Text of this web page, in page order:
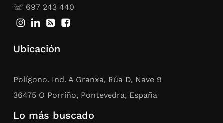
☏ 697 243 440
Ubicación
Polígono. Ind. A Granxa, Rúa D, Nave 9
36475 O Porriño, Pontevedra, España
Lo más buscado